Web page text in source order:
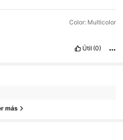
Color: Multicolor
Útil (0)
más